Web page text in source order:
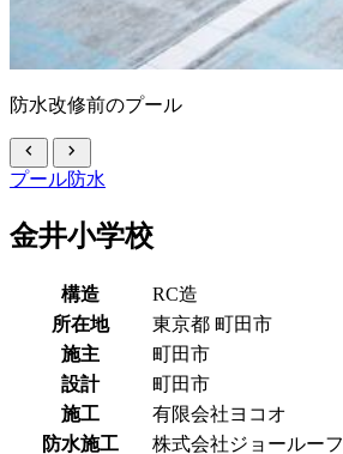
防水改修前のプール
chevron_left chevron_right
プール防水
金井小学校
構造
RC造
所在地
東京都 町田市
施主
町田市
設計
町田市
施工
有限会社ヨコオ
防水施工
株式会社ジョールーフ